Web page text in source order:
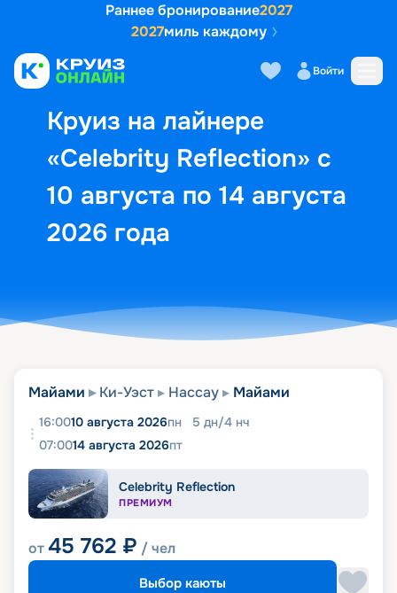
Раннее бронирование2027
2027миль каждому
Войти
Круиз на лайнере
«Celebrity Reflection» с
10 августа по 14 августа
2026 года
Выбор кают Маршрут и
Майами Ки-Уэст Нассау Майами
16:0010 августа 2026пн 5 дн/4 нч
07:0014 августа 2026пт
Celebrity Reflection
ПРЕМИУМ
от45 762 ₽ / чел
Выбор каюты